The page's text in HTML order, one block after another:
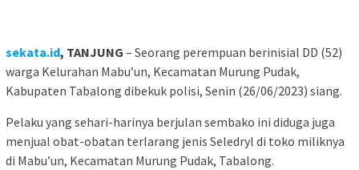
sekata.id, TANJUNG – Seorang perempuan berinisial DD (52)
warga Kelurahan Mabu’un, Kecamatan Murung Pudak,
Kabupaten Tabalong dibekuk polisi, Senin (26/06/2023) siang.
Pelaku yang sehari-harinya berjulan sembako ini diduga juga
menjual obat-obatan terlarang jenis Seledryl di toko miliknya
di Mabu’un, Kecamatan Murung Pudak, Tabalong.